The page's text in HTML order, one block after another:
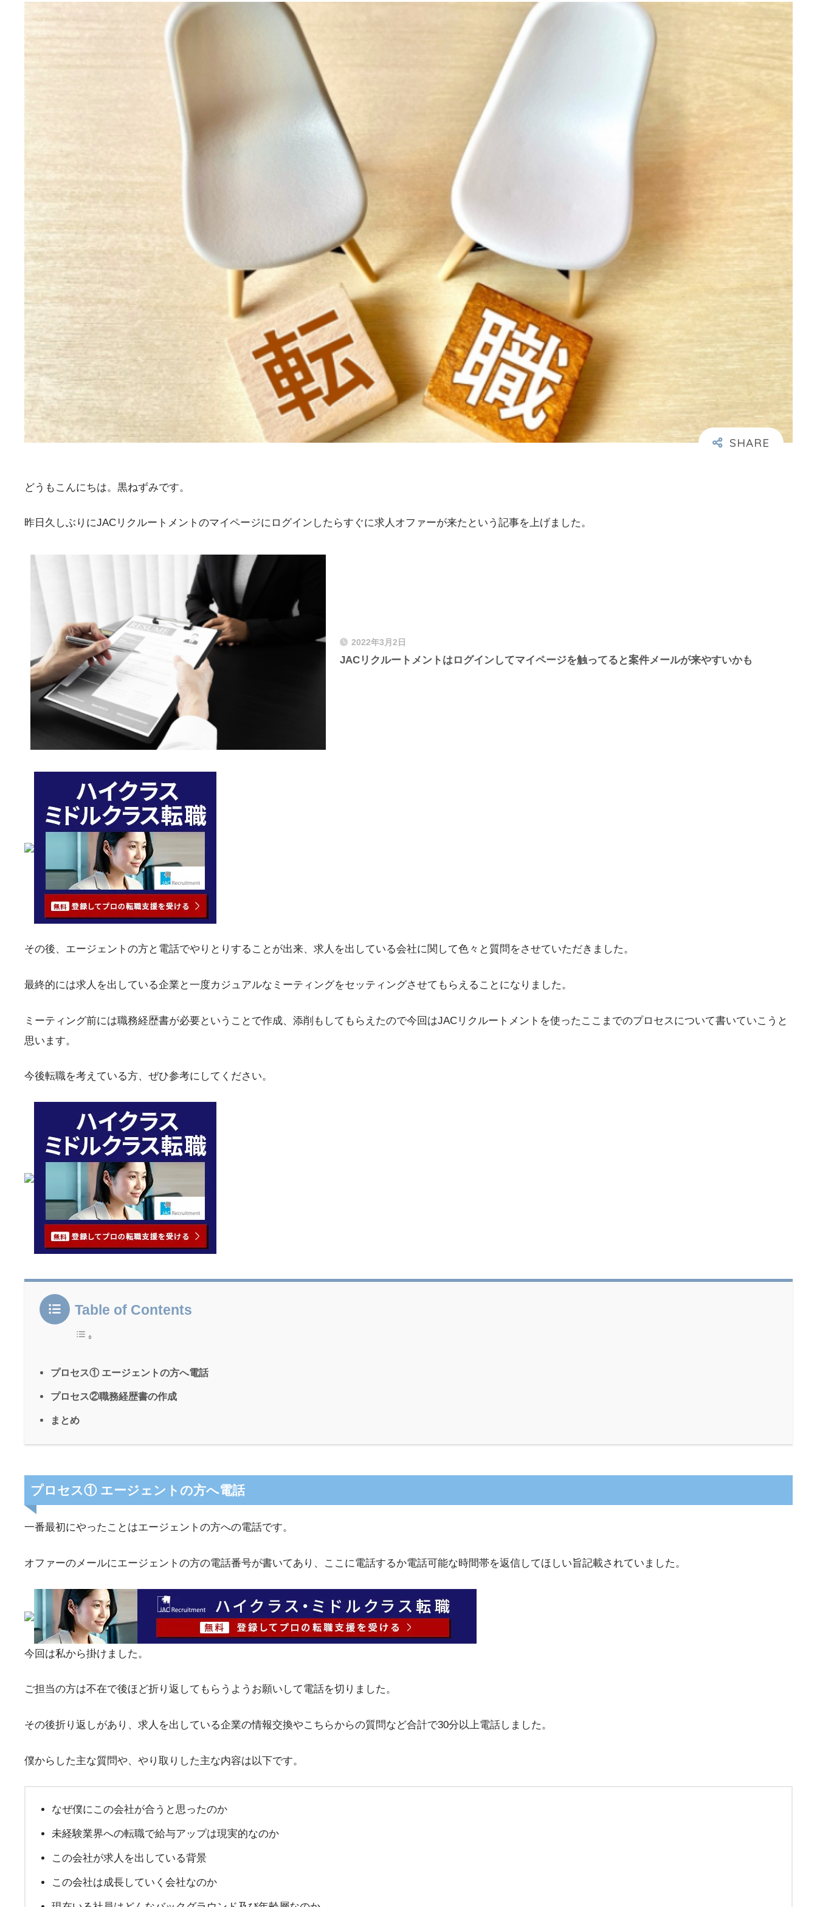
どうもこんにちは。黒ねずみです。
昨日久しぶりにJACリクルートメントのマイページにログインしたらすぐに求人オファーが来たという記事を上げました。
2022年3月2日
JACリクルートメントはログインしてマイページを触ってると案件メールが来やすいかも
その後、エージェントの方と電話でやりとりすることが出来、求人を出している会社に関して色々と質問をさせていただきました。
最終的には求人を出している企業と一度カジュアルなミーティングをセッティングさせてもらえることになりました。
ミーティング前には職務経歴書が必要ということで作成、添削もしてもらえたので今回はJACリクルートメントを使ったここまでのプロセスについて書いていこうと
思います。
今後転職を考えている方、ぜひ参考にしてください。
Table of Contents
プロセス① エージェントの方へ電話
プロセス②職務経歴書の作成
まとめ
プロセス① エージェントの方へ電話
一番最初にやったことはエージェントの方への電話です。
オファーのメールにエージェントの方の電話番号が書いてあり、ここに電話するか電話可能な時間帯を返信してほしい旨記載されていました。
今回は私から掛けました。
ご担当の方は不在で後ほど折り返してもらうようお願いして電話を切りました。
その後折り返しがあり、求人を出している企業の情報交換やこちらからの質問など合計で30分以上電話しました。
僕からした主な質問や、やり取りした主な内容は以下です。
なぜ僕にこの会社が合うと思ったのか
未経験業界への転職で給与アップは現実的なのか
この会社が求人を出している背景
この会社は成長していく会社なのか